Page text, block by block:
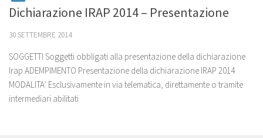
Dichiarazione IRAP 2014 – Presentazione
30 SETTEMBRE 2014
SOGGETTI Soggetti obbligati alla presentazione della dichiarazione
Irap ADEMPIMENTO Presentazione della dichiarazione IRAP 2014
MODALITA’ Esclusivamente in via telematica, direttamente o tramite
intermediari abilitati